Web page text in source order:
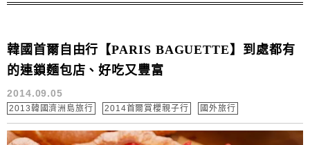
韓國首爾自由行【PARIS BAGUETTE】到處都有
的連鎖麵包店、好吃又豐富
2014.09.05
2013韓國濟洲島旅行 2014首爾賞櫻親子行 國外旅行